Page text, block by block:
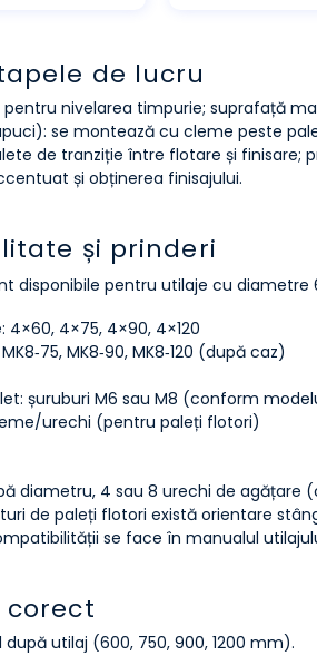
de lucru
pentru nivelarea timpurie; suprafață
se montează cu cleme peste
de tranziție între flotare și finisare;
și obținerea finisajului.
și prinderi
disponibile pentru utilaje cu diametre
4×60, 4×75, 4×90, 4×120
MK8‑90, MK8‑120 (după caz)
șuruburi M6 sau M8 (conform
urechi (pentru paleți flotori)
diametru, 4 sau 8 urechi de agățare
de paleți flotori există orientare
se face în manualul
corect
utilaj (600, 750, 900, 1200 mm).